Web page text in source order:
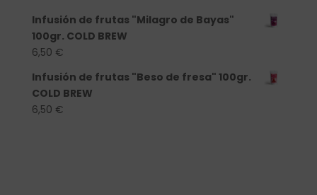
Infusión de frutas "Milagro de Bayas"
100gr. COLD BREW
6,50 €
Infusión de frutas "Beso de fresa" 100gr.
COLD BREW
6,50 €